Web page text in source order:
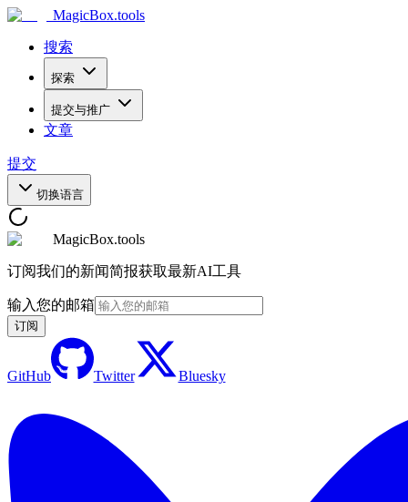
MagicBox.tools
搜索
探索
提交与推广
文章
提交
切换语言
MagicBox.tools
订阅我们的新闻简报获取最新AI工具
输入您的邮箱
订阅
GitHub Twitter Bluesky